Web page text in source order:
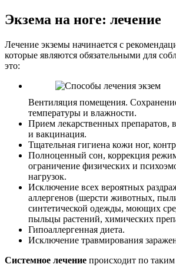
Экзема на ноге: лечение
Лечение экземы начинается с
которые являются обязательными для
это:
Вентиляция помещения.
температуры и влажности.
Прием лекарственных препаратов,
и вакцинация.
Тщательная гигиена кожи ног,
Полноценный сон, коррекция
ограничение физических и
нагрузок.
Исключение всех вероятных
аллергенов (шерсти животных,
синтетической одежды, моющих
пыльцы растений, химических
Гипоаллергенная диета.
Исключение травмирования
Системное лечение происходит по таким